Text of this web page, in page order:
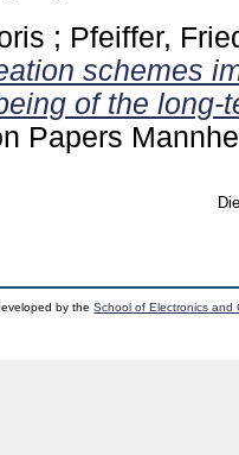
; Pfeiffer,
schemes
of the long-
Papers
by theSchool of Electronics and